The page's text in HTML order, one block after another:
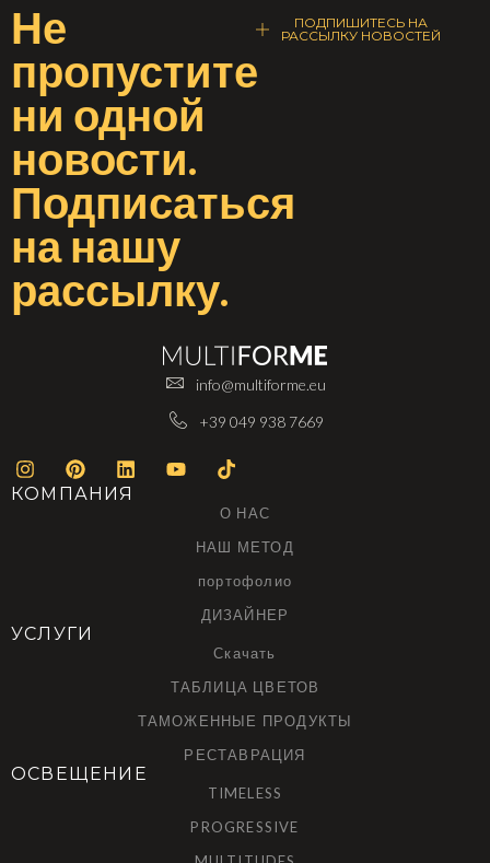
Не
пропустите
ни одной
новости.
Подписаться
нанашу
рассылку.
ПОДПИШИТЕСЬ НА
РАССЫЛКУ НОВОСТЕЙ
info@multiforme.eu
+39 049 938 7669
КОМПАНИЯ
О НАС
НАШ МЕТОД
портофолио
ДИЗАЙНЕР
УСЛУГИ
Скачать
ТАБЛИЦА ЦВЕТОВ
ТАМОЖЕННЫЕ ПРОДУКТЫ
РЕСТАВРАЦИЯ
ОСВЕЩЕНИЕ
TIMELESS
PROGRESSIVE